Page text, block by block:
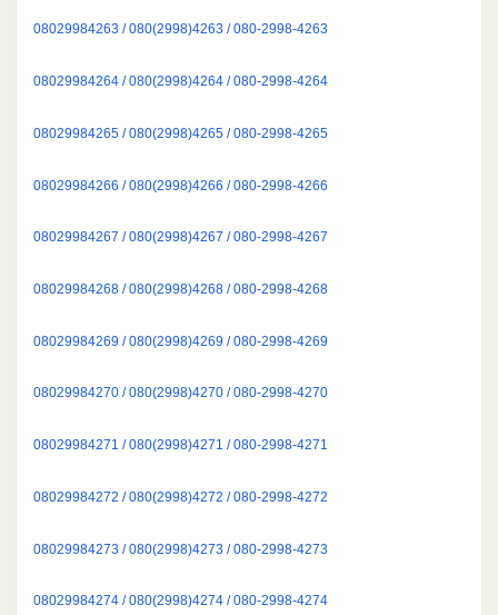
08029984263 / 080(2998)4263 / 080-2998-4263
08029984264 / 080(2998)4264 / 080-2998-4264
08029984265 / 080(2998)4265 / 080-2998-4265
08029984266 / 080(2998)4266 / 080-2998-4266
08029984267 / 080(2998)4267 / 080-2998-4267
08029984268 / 080(2998)4268 / 080-2998-4268
08029984269 / 080(2998)4269 / 080-2998-4269
08029984270 / 080(2998)4270 / 080-2998-4270
08029984271 / 080(2998)4271 / 080-2998-4271
08029984272 / 080(2998)4272 / 080-2998-4272
08029984273 / 080(2998)4273 / 080-2998-4273
08029984274 / 080(2998)4274 / 080-2998-4274